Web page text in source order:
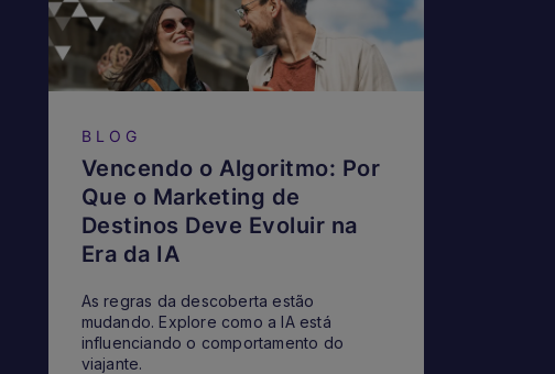
BLOG
Vencendo o Algoritmo: Por
Que o Marketing de
Destinos Deve Evoluir na
Era da IA
As regras da descoberta estão
mudando. Explore como a IA está
influenciando o comportamento do
viajante.